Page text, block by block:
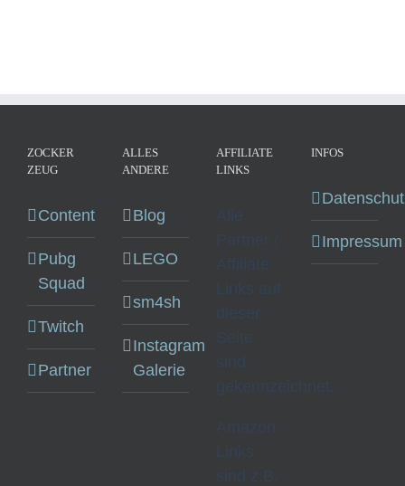
ZOCKER
ZEUG
Content
Pubg
Squad
Twitch
Partner
ALLES
ANDERE
Blog
LEGO
sm4sh
Instagram
Galerie
AFFILIATE
LINKS
Alle
Partner /
Affiliate
Links auf
dieser
Seite
sind
gekennzeichnet.
Amazon
Links
sind z.B.
INFOS
Impressum